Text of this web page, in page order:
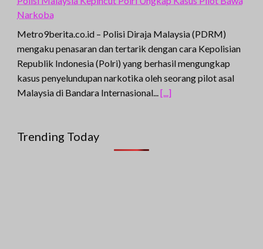
Narkoba
Metro9berita.co.id – Polisi Diraja Malaysia (PDRM)
mengaku penasaran dan tertarik dengan cara Kepolisian
Republik Indonesia (Polri) yang berhasil mengungkap
kasus penyelundupan narkotika oleh seorang pilot asal
Malaysia di Bandara Internasional...[...]
Trending Today